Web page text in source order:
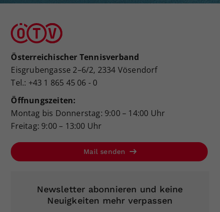
Österreichischer Tennisverband
Eisgrubengasse 2–6/2, 2334 Vösendorf
Tel.: +43 1 865 45 06 - 0
Öffnungszeiten:
Montag bis Donnerstag: 9:00 – 14:00 Uhr
Freitag: 9:00 – 13:00 Uhr
Mail senden
Newsletter abonnieren und keine
Neuigkeiten mehr verpassen